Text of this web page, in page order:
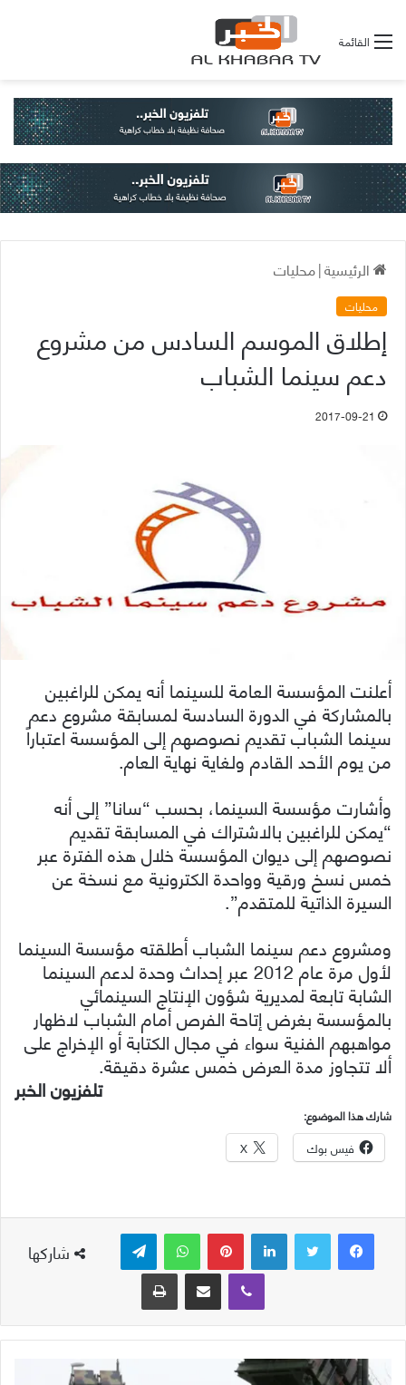
القائمة
الرئيسية|محليات
محليات
إطلاق الموسم السادس من مشروع
دعم سينما الشباب
2017-09-21
أعلنت المؤسسة العامة للسينما أنه يمكن للراغبين
بالمشاركة في الدورة السادسة لمسابقة مشروع دعم
سينما الشباب تقديم نصوصهم إلى المؤسسة اعتباراً
من يوم الأحد القادم ولغاية نهاية العام.
وأشارت مؤسسة السينما، بحسب “سانا” إلى أنه
“يمكن للراغبين بالاشتراك في المسابقة تقديم
نصوصهم إلى ديوان المؤسسة خلال هذه الفترة عبر
خمس نسخ ورقية وواحدة الكترونية مع نسخة عن
السيرة الذاتية للمتقدم”.
ومشروع دعم سينما الشباب أطلقته مؤسسة السينما
لأول مرة عام 2012 عبر إحداث وحدة لدعم السينما
الشابة تابعة لمديرية شؤون الإنتاج السينمائي
بالمؤسسة بغرض إتاحة الفرص أمام الشباب لاظهار
مواهبهم الفنية سواء في مجال الكتابة أو الإخراج على
ألا تتجاوز مدة العرض خمس عشرة دقيقة.
تلفزيون الخبر
شارك هذا الموضوع:
فيس بوك X
شاركها
لينكدإن بينتيريست واتساب
ڤايبر
مشاركة عبر البريد طباعة